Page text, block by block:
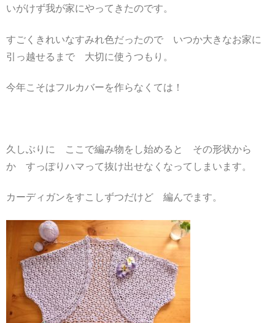
いがけず我が家にやってきたのです。
すごくきれいなすみれ色だったので いつか大きなお家に
引っ越せるまで 大切に使うつもり。
今年こそはフルカバーを作らなくては！
久しぶりに ここで編み物をし始めると その形状から
か すっぽりハマって抜け出せなくなってしまいます。
カーディガンをすこしずつだけど 編んでます。